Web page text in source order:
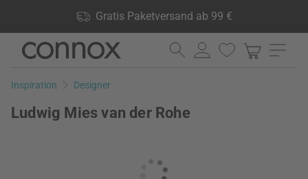
Gratis Paketversand ab 99 €
lagernd, 60 Tage Rückgaberecht
Direkt
Seiteninhalt
Direkt
Suchfeld
Inspiration Designer
Ludwig Mies van der Rohe